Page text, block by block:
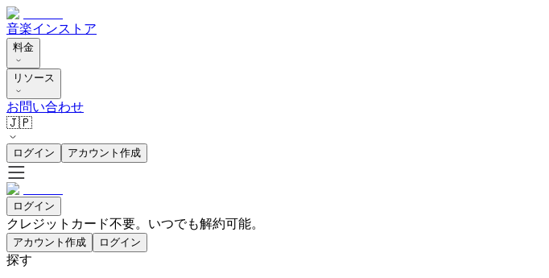
音楽インストア
料金
リソース
お問い合わせ
🇯🇵
ログイン アカウント作成
ログイン
クレジットカード不要。いつでも解約可能。
アカウント作成 ログイン
探す